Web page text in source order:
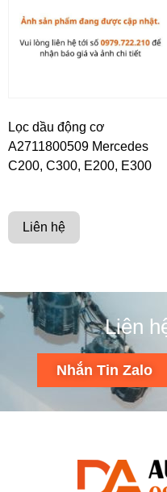
Lọc dầu động cơ
A2711800509 Mercedes
C200, C300, E200, E300
Liên hệ
Liên
Nhắn Tin Zalo